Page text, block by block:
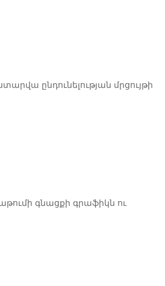
ընդունելության մրցույթի
գնացքի գրաֆիկն ու